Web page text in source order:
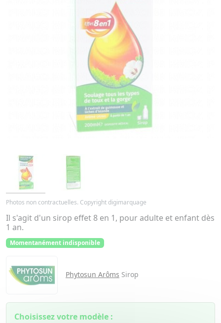
Photos non contractuelles. Copyright digimarquage
Il s'agit d'un sirop effet 8 en 1, pour adulte et enfant dès
1 an.
Momentanément indisponible
Phytosun Arôms Sirop
Choisissez votre modèle :